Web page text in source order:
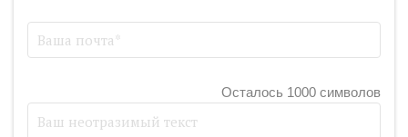
Осталось 1000 символов